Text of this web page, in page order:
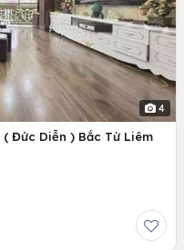
4
Đức Diễn ) Bắc Từ Liêm